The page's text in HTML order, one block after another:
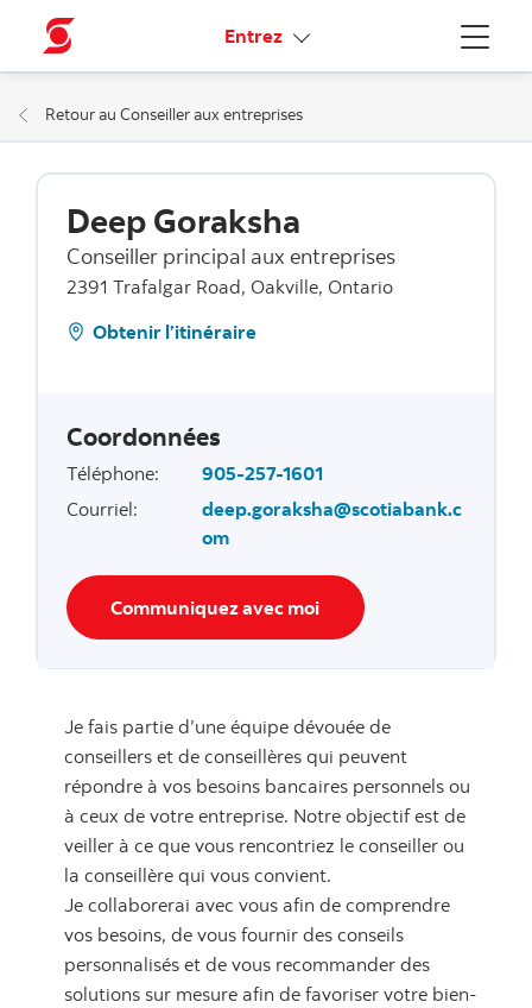
Menu
Entrez Liens connexes
Retour au Conseiller aux entreprises
Deep Goraksha
Conseiller principal aux entreprises
2391 Trafalgar Road, Oakville, Ontario
Obtenir l’itinéraire
Coordonnées
Téléphone:
905-257-1601
Courriel:
deep.goraksha@scotiabank.c
om
Communiquez avec moi
Je fais partie d’une équipe dévouée de
conseillers et de conseillères qui peuvent
répondre à vos besoins bancaires personnels ou
à ceux de votre entreprise. Notre objectif est de
veiller à ce que vous rencontriez le conseiller ou
la conseillère qui vous convient.
Je collaborerai avec vous afin de comprendre
vos besoins, de vous fournir des conseils
personnalisés et de vous recommander des
solutions sur mesure afin de favoriser votre bien-